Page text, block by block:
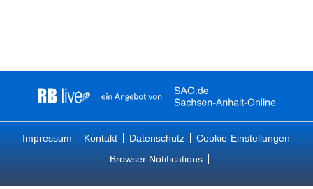
Impressum Kontakt Datenschutz
Cookie-Einstellungen
Browser Notifications